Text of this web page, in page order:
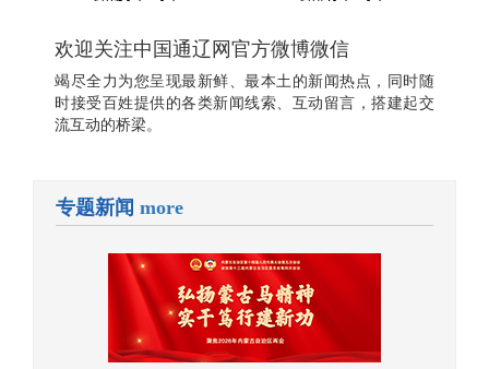
欢迎关注中国通辽网官方微博微信
竭尽全力为您呈现最新鲜、最本土的新闻热点，同时随
时接受百姓提供的各类新闻线索、互动留言，搭建起交
流互动的桥梁。
专题新闻 more